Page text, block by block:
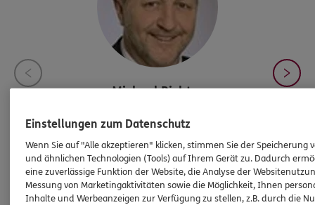
Michael Richter
Michael.Richter@ergo.de
Einstellungen zum Datenschutz
Wenn Sie auf "Alle akzeptieren" klicken, stimmen Sie der Speicherung
und ähnlichen Technologien (Tools) auf Ihrem Gerät zu. Dadurch
eine zuverlässige Funktion der Website, die Analyse der
Messung von Marketingaktivitäten sowie die Möglichkeit, Ihnen
Inhalte und Werbeanzeigen zur Verfügung zu stellen, z.B. durch die